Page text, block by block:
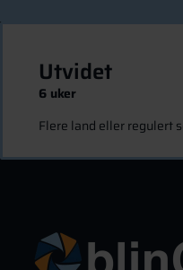
Utvidet
6 uker
Flere land eller regulert